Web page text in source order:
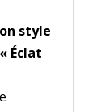
style
Éclat